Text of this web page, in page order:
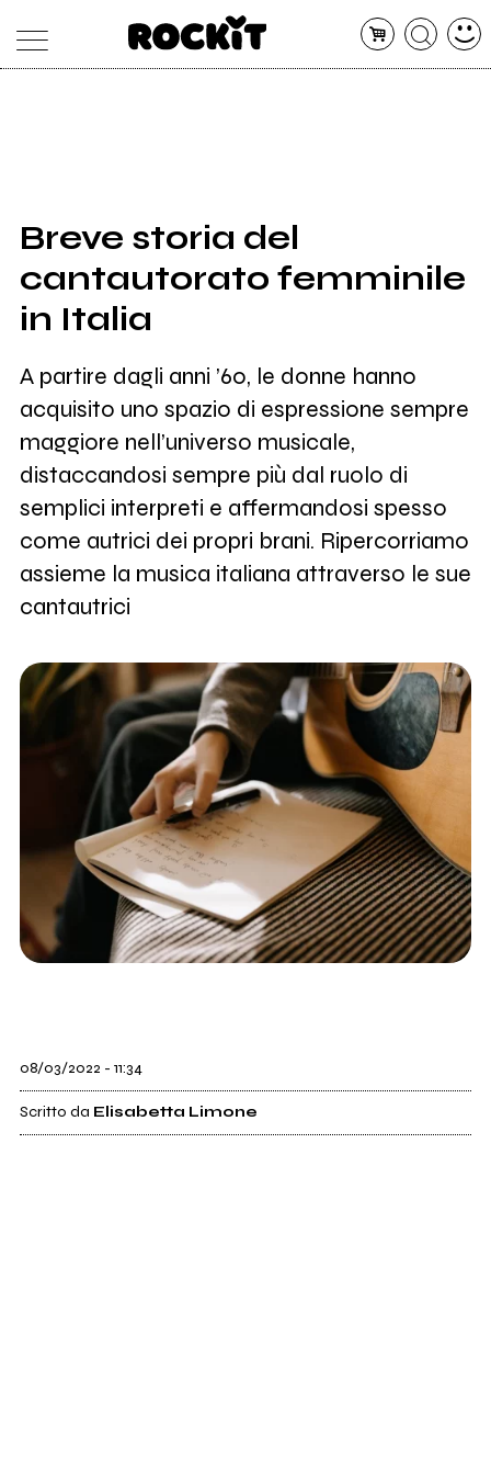
SHOP
RADIO
Breve storia del
cantautorato femminile
in Italia
A partire dagli anni ’60, le donne hanno
acquisito uno spazio di espressione sempre
maggiore nell’universo musicale,
distaccandosi sempre più dal ruolo di
semplici interpreti e affermandosi spesso
come autrici dei propri brani. Ripercorriamo
assieme la musica italiana attraverso le sue
cantautrici
08/03/2022 - 11:34
Scritto da Elisabetta Limone